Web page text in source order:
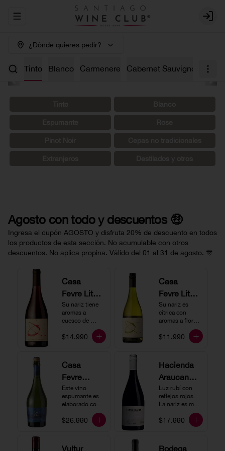
Abrir menu de navegación Login
¿Dónde quieres pedir?
🤑 Tinto Blanco Carmenere Cabernet Sauvignon
Agosto con todo y descuentos 🤑
Ingresa el cupón AGOSTO y disfruta 20% de descuento en todos
los productos de esta sección. No acumulable con otros
descuentos. No aplica propina. Válido del 01 al 31 de agosto. 🎊
Casa
Fevre Little
Quino
Pinot Noir
Su nariz tiene
aromas a
cuesco de
frambuesa. En
boca tiene una
es un vino muy
vertical. Ideal
para beberlo
más frío como
acompañado de
$14.990
Casa
Fevre Little
Quino
Sauvignon
Su nariz es
cítrica con
aromas a flores
blancas y lima.
En boca tiene
vertical y de
persistencia
media. Ideal
para acompañar
con ostras.
$11.990
Casa
Fevre
Quino
Espumant
Este vino
espumante es
elaborado con
tradicional y se
produce a partir
Chardonnay y
$26.990
Hacienda
Araucano-
Lurton
Humo
Gran
Luz rubí con
reflejos rojos.
La nariz es muy
expresiva con
notas de fresa y
rico y redondo
$17.990
Vultur
Bodega